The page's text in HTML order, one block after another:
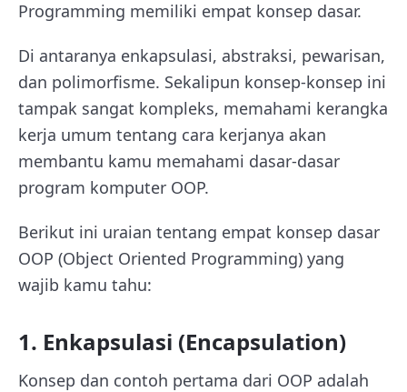
Programming memiliki empat konsep dasar.
Di antaranya enkapsulasi, abstraksi, pewarisan,
dan polimorfisme. Sekalipun konsep-konsep ini
tampak sangat kompleks, memahami kerangka
kerja umum tentang cara kerjanya akan
membantu kamu memahami dasar-dasar
program komputer OOP.
Berikut ini uraian tentang empat konsep dasar
OOP (Object Oriented Programming) yang
wajib kamu tahu:
1. Enkapsulasi (Encapsulation)
Konsep dan contoh pertama dari OOP adalah